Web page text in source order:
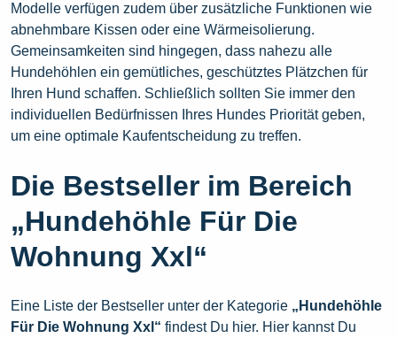
Modelle verfügen zudem über zusätzliche Funktionen wie
abnehmbare Kissen oder eine Wärmeisolierung.
Gemeinsamkeiten sind hingegen, dass nahezu alle
Hundehöhlen ein gemütliches, geschütztes Plätzchen für
Ihren Hund schaffen. Schließlich sollten Sie immer den
individuellen Bedürfnissen Ihres Hundes Priorität geben,
um eine optimale Kaufentscheidung zu treffen.
Die Bestseller im Bereich
„Hundehöhle Für Die
Wohnung Xxl“
Eine Liste der Bestseller unter der Kategorie „Hundehöhle
Für Die Wohnung Xxl“ findest Du hier. Hier kannst Du